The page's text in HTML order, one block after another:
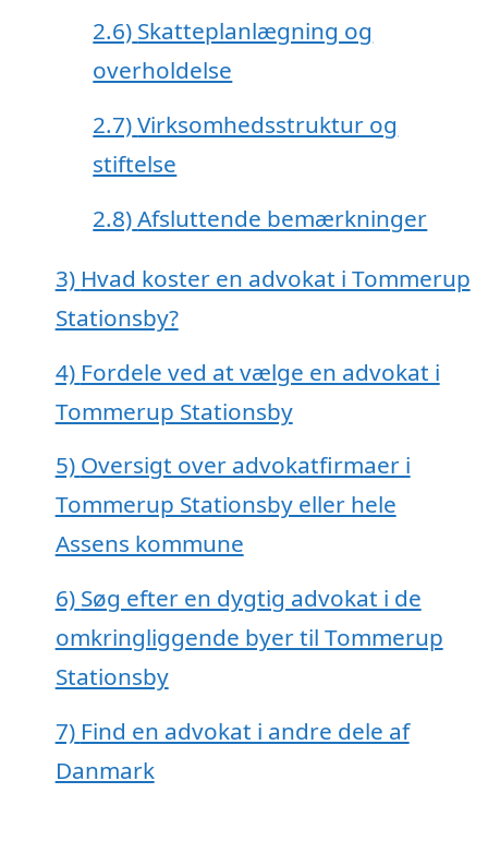
2.6) Skatteplanlægning og
overholdelse
2.7)Virksomhedsstruktur og
stiftelse
2.8)Afsluttende bemærkninger
3) Hvad koster en advokat i Tommerup
Stationsby?
4) Fordele ved at vælge en advokat i
Tommerup Stationsby
5) Oversigt over advokatfirmaer i
Tommerup Stationsby eller hele
Assens kommune
6) Søg efter en dygtig advokat i de
omkringliggende byer til Tommerup
Stationsby
7) Find en advokat i andre dele af
Danmark